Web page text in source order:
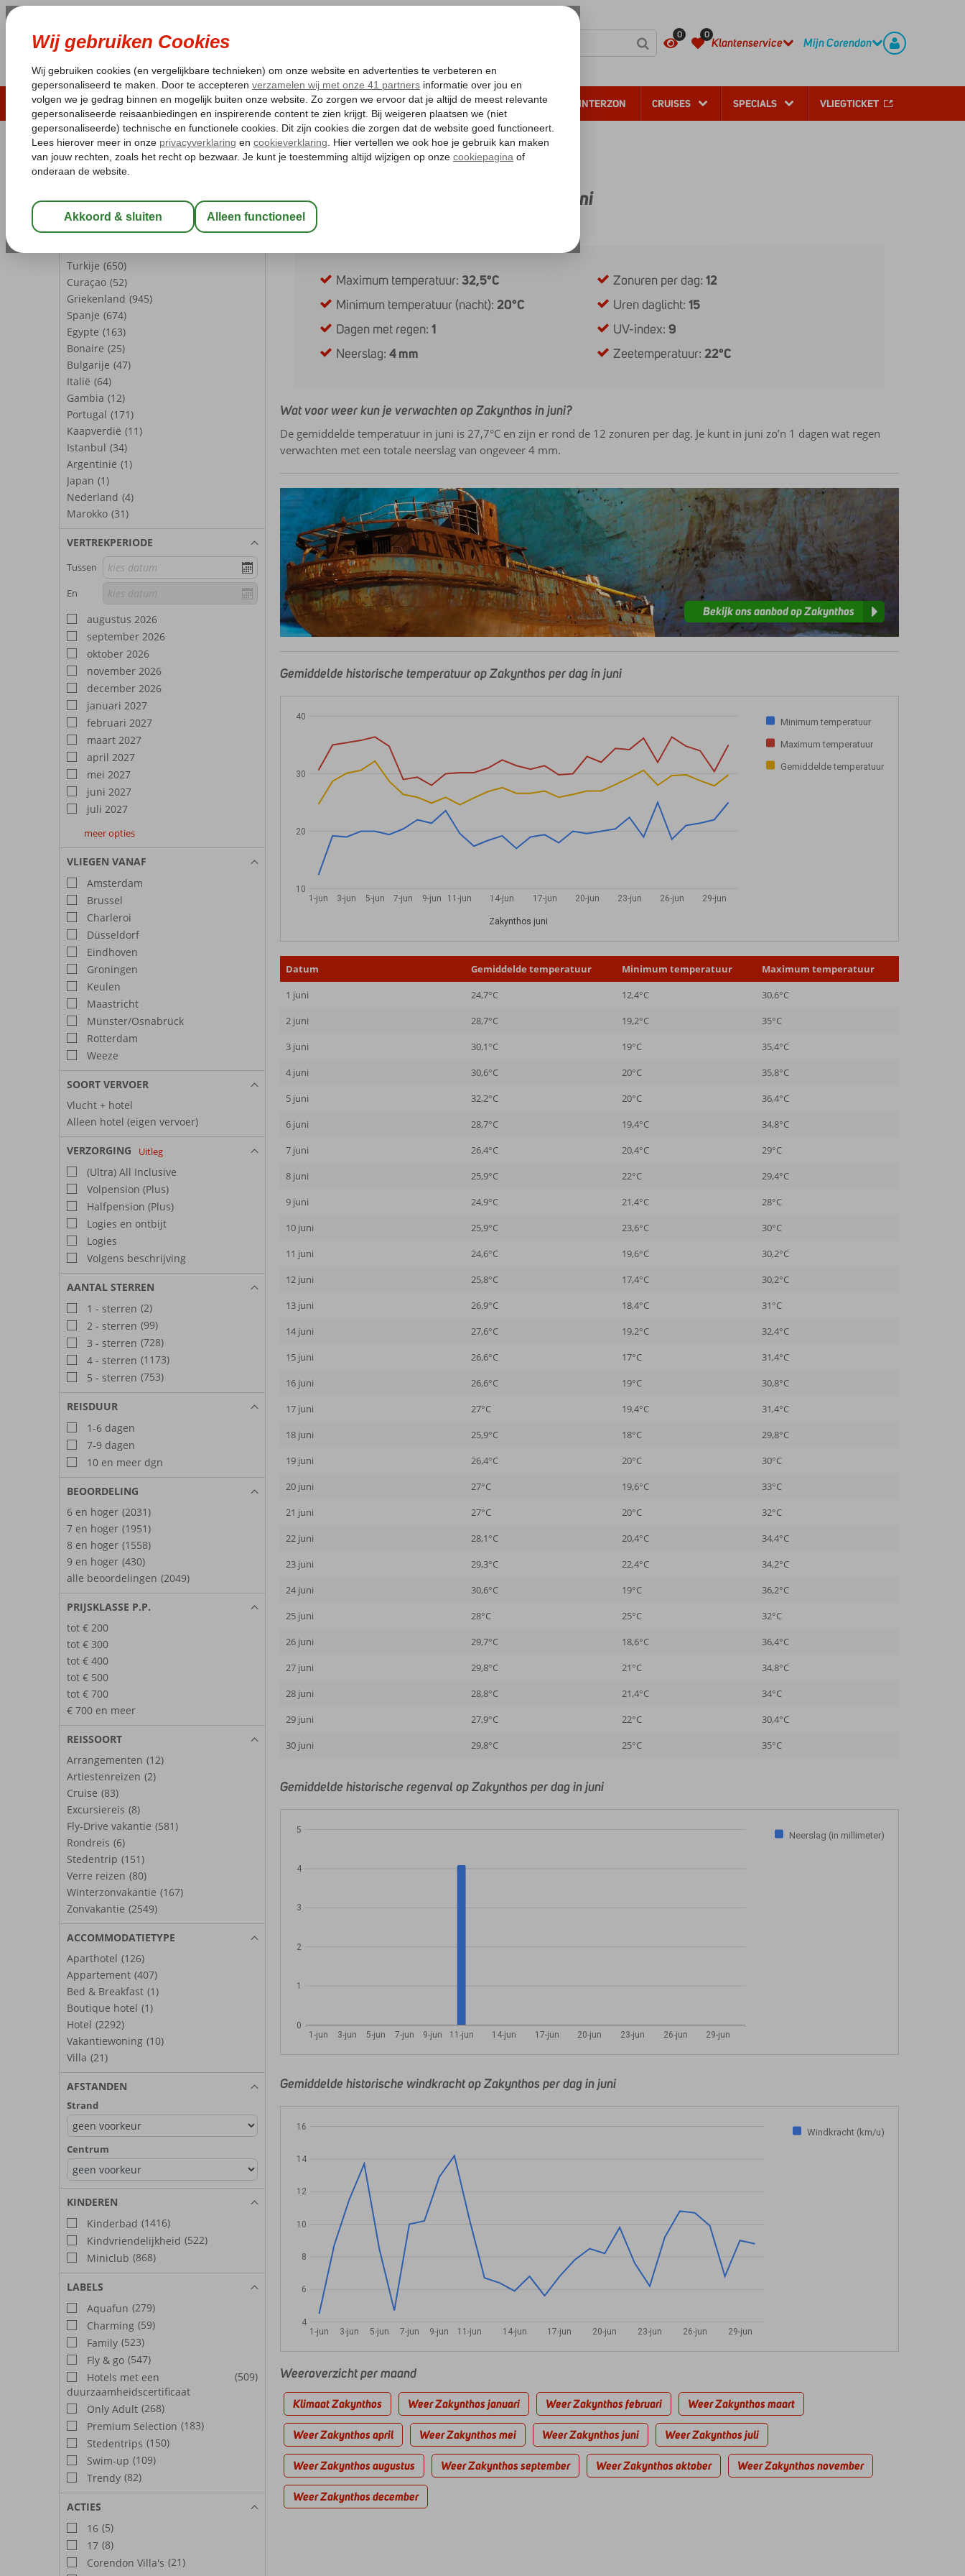
0 0
Klantenservice Mijn Corendon
LAST MINUTE ZOMER 2026 ZONVAKANTIE VERRE REIZEN ALL INCLUSIVE WINTERZON CRUISES SPECIALS VLIEGTICKET
Pakketgarantie Laagsteprijsgarantie* Gratis annuleren*
REISGEZELSCHAP
Wijzig Reisgezelschap
Turkije (650)
Curaçao (52)
Griekenland (945)
Spanje (674)
Egypte (163)
Bonaire (25)
Bulgarije (47)
Italië (64)
Gambia (12)
Portugal (171)
Kaapverdië (11)
Istanbul (34)
Argentinië (1)
Japan (1)
Nederland (4)
Marokko (31)
VERTREKPERIODE
Tussen
En
augustus 2026
september 2026
oktober 2026
november 2026
december 2026
januari 2027
februari 2027
maart 2027
april 2027
mei 2027
juni 2027
juli 2027
augustus
2027
september
2027
oktober
2027
meer opties
VLIEGEN VANAF
Amsterdam
Brussel
Charleroi
Düsseldorf
Eindhoven
Groningen
Keulen
Maastricht
Münster/Osnabrück
Rotterdam
Weeze
SOORT VERVOER
Vlucht + hotel
Alleen hotel (eigen vervoer)
VERZORGING Uitleg
(Ultra) All Inclusive
Volpension (Plus)
Halfpension (Plus)
Logies en ontbijt
Logies
Volgens beschrijving
AANTAL STERREN
1 - sterren (2)
2 - sterren (99)
3 - sterren (728)
4 - sterren (1173)
5 - sterren (753)
REISDUUR
1-6 dagen
7-9 dagen
10 en meer dgn
BEOORDELING
6 en hoger (2031)
7 en hoger (1951)
8 en hoger (1558)
9 en hoger (430)
alle beoordelingen (2049)
PRIJSKLASSE P.P.
tot € 200
tot € 300
tot € 400
tot € 500
tot € 700
€ 700 en meer
REISSOORT
Arrangementen (12)
Artiestenreizen (2)
Cruise (83)
Excursiereis (8)
Fly-Drive vakantie (581)
Rondreis (6)
Stedentrip (151)
Verre reizen (80)
Winterzonvakantie (167)
Zonvakantie (2549)
ACCOMMODATIETYPE
Aparthotel (126)
Appartement (407)
Bed & Breakfast (1)
Boutique hotel (1)
Hotel (2292)
Vakantiewoning (10)
Villa (21)
AFSTANDEN
Strand
Centrum
KINDEREN
Kinderbad (1416)
Kindvriendelijkheid (522)
Miniclub (868)
LABELS
Aquafun (279)
Charming (59)
Family (523)
Fly & go (547)
Hotels met een
duurzaamheidscertificaat
(509)
Only Adult (268)
Premium Selection (183)
Stedentrips (150)
Swim-up (109)
Trendy (82)
ACTIES
16 (5)
17 (8)
Corendon Villa's (21)
Weer en temperatuur op Zakynthos in juni
Zakynthos overzicht voor juni
Maximum temperatuur: 32,5°C
Minimum temperatuur (nacht): 20°C
Dagen met regen: 1
Neerslag: 4 mm
Zonuren per dag:12
Uren daglicht:15
UV-index:9
Zeetemperatuur:22°C
Wat voor weer kun je verwachten op Zakynthos in juni?
De gemiddelde temperatuur in juni is 27,7°C en zijn er rond de 12 zonuren per dag. Je kunt in juni zo’n 1 dagen wat regen
verwachten met een totale neerslag van ongeveer 4 mm.
Bekijk ons aanbod op Zakynthos
Gemiddelde historische temperatuur op Zakynthos per dag in juni
Minimum temperatuur
Maximum temperatuur
Gemiddelde temperatuur
1-jun 3-jun 5-jun 7-jun 9-jun 11-jun 14-jun 17-jun 20-jun 23-jun 26-jun 29-jun
Zakynthos juni
10
20
30
40
Datum Gemiddelde temperatuur Minimum temperatuur
Maximum temperatuur
1 juni
24,7°C 12,4°C
30,6°C
2 juni
28,7°C 19,2°C
35°C
3 juni
30,1°C 19°C
35,4°C
4 juni
30,6°C 20°C
35,8°C
5 juni
32,2°C 20°C
36,4°C
6 juni
28,7°C 19,4°C
34,8°C
7 juni
26,4°C 20,4°C
29°C
8 juni
25,9°C 22°C
29,4°C
9 juni
24,9°C 21,4°C
28°C
10 juni
25,9°C 23,6°C
30°C
11 juni
24,6°C 19,6°C
30,2°C
12 juni
25,8°C 17,4°C
30,2°C
13 juni
26,9°C 18,4°C
31°C
14 juni
27,6°C 19,2°C
32,4°C
15 juni
26,6°C 17°C
31,4°C
16 juni
26,6°C 19°C
30,8°C
17 juni
27°C 19,4°C
31,4°C
18 juni
25,9°C 18°C
29,8°C
19 juni
26,4°C 20°C
30°C
20 juni
27°C 19,6°C
33°C
21 juni
27°C 20°C
32°C
22 juni
28,1°C 20,4°C
34,4°C
23 juni
29,3°C 22,4°C
34,2°C
24 juni
30,6°C 19°C
36,2°C
25 juni
28°C 25°C
32°C
26 juni
29,7°C 18,6°C
36,4°C
27 juni
29,8°C 21°C
34,8°C
28 juni
28,8°C 21,4°C
34°C
29 juni
27,9°C 22°C
30,4°C
30 juni
29,8°C 25°C 35°C
Gemiddelde historische regenval op Zakynthos per dag in juni
Neerslag (in millimeter)
1-jun 3-jun 5-jun 7-jun 9-jun 11-jun 14-jun 17-jun 20-jun 23-jun 26-jun 29-jun
0
1
2
3
4
5
Gemiddelde historische windkracht op Zakynthos per dag in juni
Windkracht (km/u)
1-jun 3-jun 5-jun 7-jun 9-jun 11-jun 14-jun 17-jun 20-jun 23-jun 26-jun 29-jun
4
6
8
10
12
14
16
Weeroverzicht per maand
Klimaat Zakynthos Weer Zakynthos januari Weer Zakynthos februari Weer Zakynthos maart
Weer Zakynthos april Weer Zakynthos mei Weer Zakynthos juni Weer Zakynthos juli
Weer Zakynthos augustus Weer Zakynthos september Weer Zakynthos oktober Weer Zakynthos november
Weer Zakynthos december